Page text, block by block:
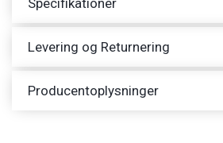
Specifikationer
Levering og Returnering
Producentoplysninger